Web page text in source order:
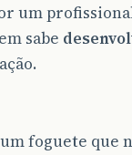
um
sabe
foguete que